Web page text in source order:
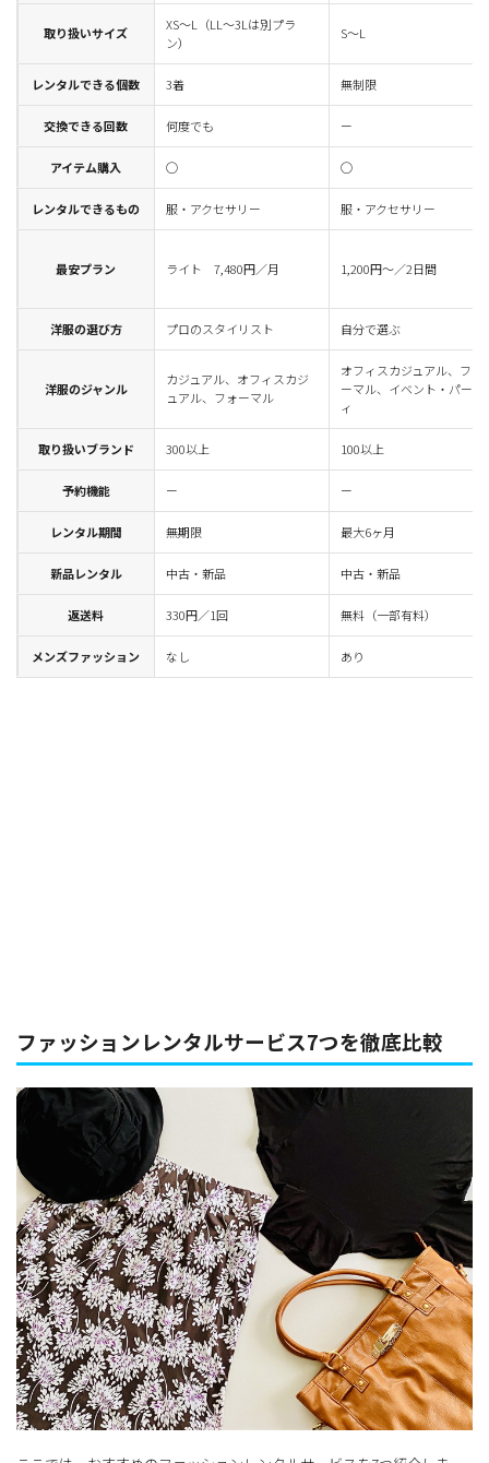
取り扱いサイズ
XS～L（LL～3Lは別プラ
ン）
S～L
レンタルできる個数 3着 無制限
交換できる回数 何度でも ー
アイテム購入 ◯ ◯
レンタルできるもの 服・アクセサリー 服・アクセサリー
最安プラン ライト 7,480円／月 1,200円～／2日間
洋服の選び方 プロのスタイリスト 自分で選ぶ
洋服のジャンル
カジュアル、オフィスカジ
ュアル、フォーマル
オフィスカジュアル、フォ
ーマル、イベント・パーテ
ィ
取り扱いブランド 300以上 100以上
予約機能 ー ー
レンタル期間 無期限 最大6ヶ月
新品レンタル 中古・新品 中古・新品
返送料 330円／1回 無料（一部有料）
メンズファッション なし あり
ファッションレンタルサービス7つを徹底比較